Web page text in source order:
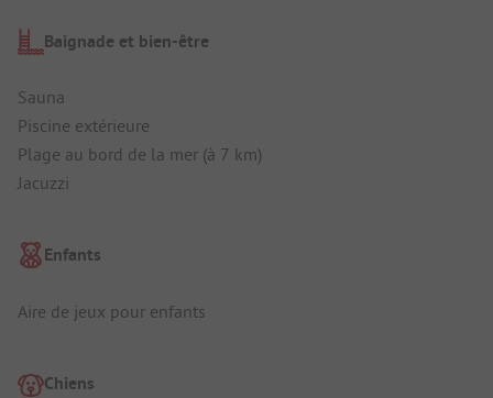
Baignade et bien-être
Sauna
Piscine extérieure
Plage au bord de la mer (à 7 km)
Jacuzzi
Enfants
Aire de jeux pour enfants
Chiens